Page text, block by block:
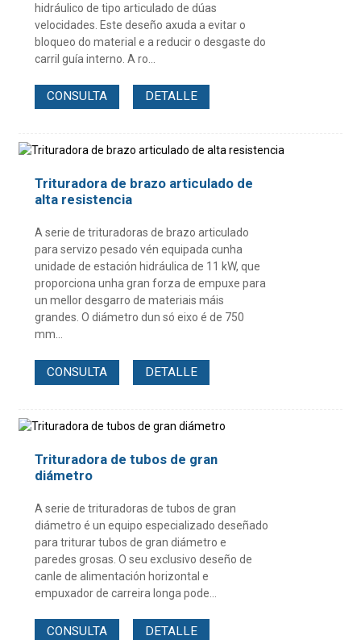
hidráulico de tipo articulado de dúas
velocidades. Este deseño axuda a evitar o
bloqueo do material e a reducir o desgaste do
carril guía interno. A ro...
CONSULTA DETALLE
Trituradora de brazo articulado de
alta resistencia
A serie de trituradoras de brazo articulado
para servizo pesado vén equipada cunha
unidade de estación hidráulica de 11 kW, que
proporciona unha gran forza de empuxe para
un mellor desgarro de materiais máis
grandes. O diámetro dun só eixo é de 750
mm...
CONSULTA DETALLE
Trituradora de tubos de gran
diámetro
A serie de trituradoras de tubos de gran
diámetro é un equipo especializado deseñado
para triturar tubos de gran diámetro e
paredes grosas. O seu exclusivo deseño de
canle de alimentación horizontal e
empuxador de carreira longa pode...
CONSULTA DETALLE